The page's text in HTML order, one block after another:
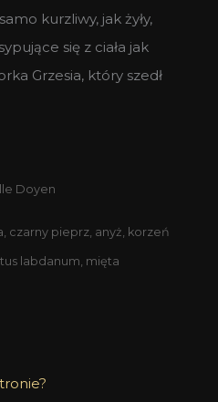
kurzliwy, jak żyły,
się z ciała jak
Grzesia, który szedł
Doyen
czarny pieprz, anyż, korzeń
labdanum, mięta